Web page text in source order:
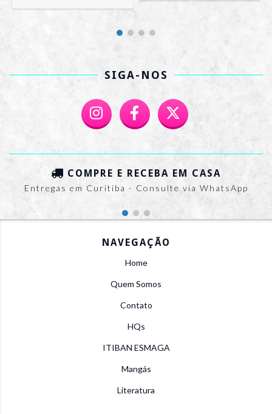
SIGA-NOS
COMPRE E RECEBA EM CASA
Entregas em Curitiba - Consulte via WhatsApp
NAVEGAÇÃO
Home
Quem Somos
Contato
HQs
ITIBAN ESMAGA
Mangás
Literatura